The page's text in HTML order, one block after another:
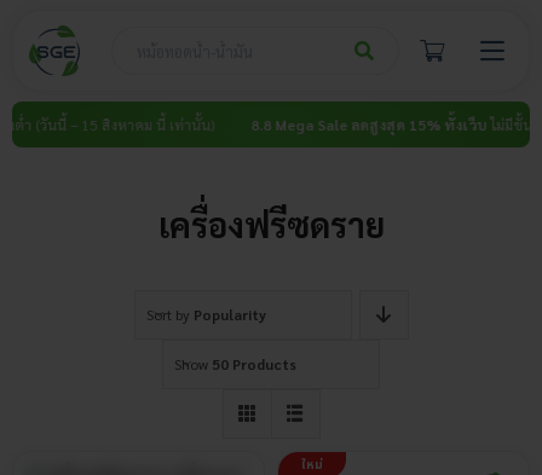
content
ำ (วันนี้ – 15 สิงหาคม นี้ เท่านั้น) 8.8 Mega Sale ลดสูงสุด 15% ทั้งเว็บไม่มีขั้นต่ำ
เครื่องฟรีซดราย
Sort by Popularity
Show 50 Products
ใหม่